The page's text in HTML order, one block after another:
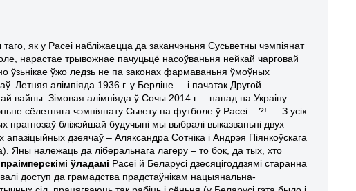
як у Расеі набліжаецца да заканчэньня Сусьветны чэмпіянат
нарастае трывожнае пачуцьцё насоўваньня нейкай чарговай
ўзьнікае ўжо ледзь не па законах фармаваньня ўмоўных
Летняя алімпіяда 1936 г. у Берліне – і пачатак Другой
вайны. Зімовая алімпіяда ў Сочы 2014 г. – напад на Украіну.
сёлетняга чэмпіянату Сьвету па футболе ў Расеі – ?!… З усіх
прагнозаў бліжэйшай будучыні мы выбралі выказваньні двух
апазіцыйных дзеячаў – Аляксандра Сотніка і Андрэя Піянкоўскага
Яны належаць да ліберальнага лагеру – то бок, да тых, хто
ўладамі Расеі й Беларусі дзесяцігоддзямі старанна
доступ да грамадства прадстаўнікам нацыянальна-